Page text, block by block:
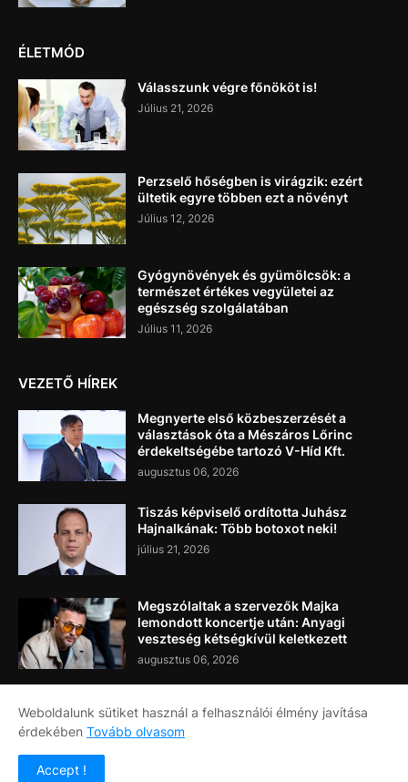
ÉLETMÓD
Válasszunk végre főnököt is!
Július 21, 2026
Perzselő hőségben is virágzik: ezért
ültetik egyre többen ezt a növényt
Július 12, 2026
Gyógynövények és gyümölcsök: a
természet értékes vegyületei az
egészség szolgálatában
Július 11, 2026
VEZETŐ HÍREK
Megnyerte első közbeszerzését a
választások óta a Mészáros Lőrinc
érdekeltségébe tartozó V-Híd Kft.
augusztus 06, 2026
Tiszás képviselő ordította Juhász
Hajnalkának: Több botoxot neki!
július 21, 2026
Megszólaltak a szervezők Majka
lemondott koncertje után: Anyagi
veszteség kétségkívül keletkezett
augusztus 06, 2026
Címlap Rólunk
Weboldalunk sütiket használ a felhasználói élmény javítása
érdekében Tovább olvasom
Accept !